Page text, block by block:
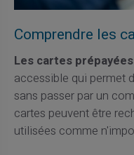
Comprendre les
Les cartes prépayées
accessible qui permet
sans passer par un
cartes peuvent être
utilisées comme